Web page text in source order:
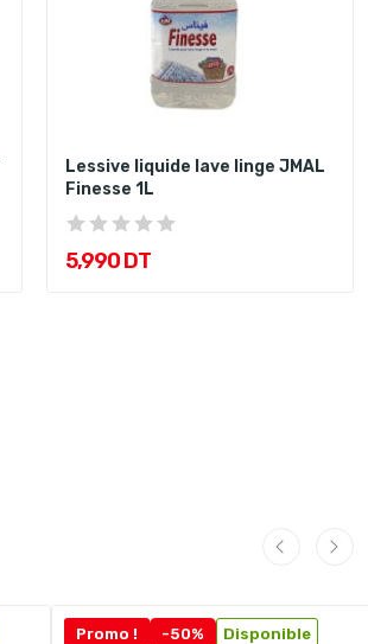
Lessive liquide lave linge JMAL
Finesse 1L
5,990 DT
Promo ! -50% Disponible